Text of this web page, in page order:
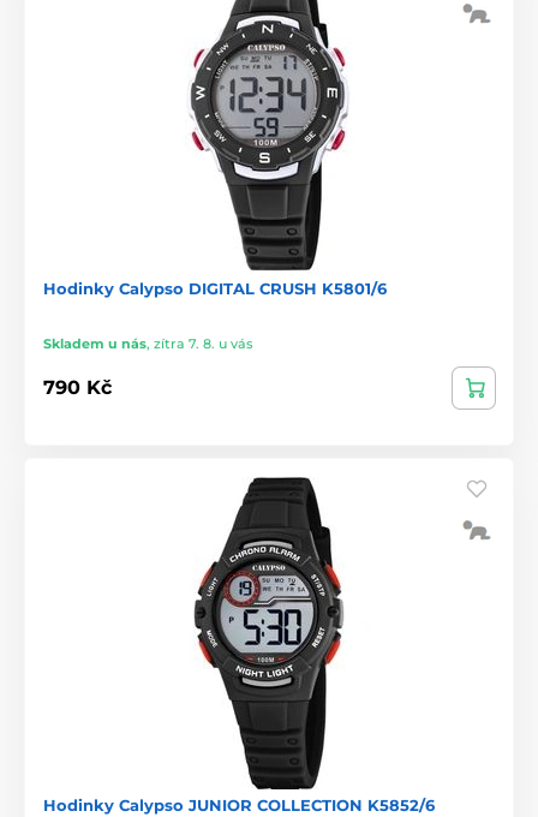
Hodinky Calypso DIGITAL CRUSH K5801/6
Skladem u nás, zítra 7. 8. u vás
790 Kč
Hodinky Calypso JUNIOR COLLECTION K5852/6